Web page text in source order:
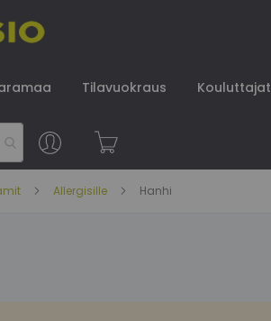
Tilavuokraus Kouluttajat
Skip
to
Content
Allergisille Hanhi